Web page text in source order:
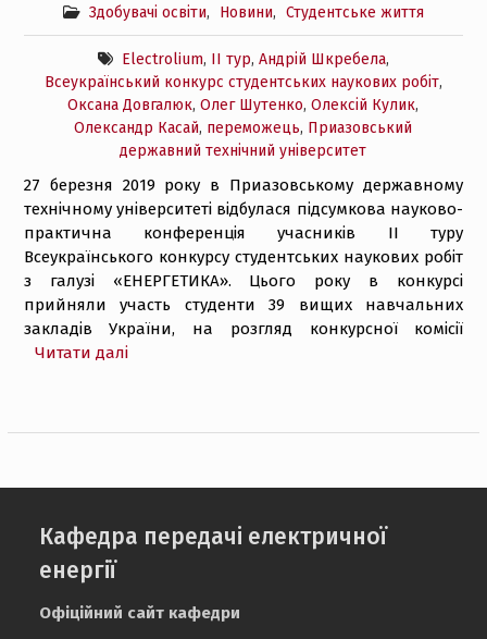
Здобувачі освіти, Новини, Студентське життя
Electrolium, ІІ тур, Андрій Шкребела,
Всеукраїнський конкурс студентських наукових робіт,
Оксана Довгалюк,Олег Шутенко,Олексій Кулик,
Олександр Касай, переможець, Приазовський
державний технічний університет
27 березня 2019 року в Приазовському державному
технічному університеті відбулася підсумкова науково-
практична конференція учасників ІІ туру
Всеукраїнського конкурсу студентських наукових робіт
з галузі «ЕНЕРГЕТИКА». Цього року в конкурсі
прийняли участь студенти 39 вищих навчальних
закладів України, на розгляд конкурсної комісії
Читати далі
Кафедра передачі електричної
енергії
Офіційний сайт кафедри